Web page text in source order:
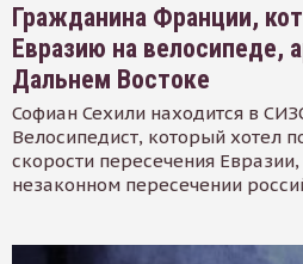
Гражданина Франции,
Евразию на велосипеде,
Дальнем Востоке
Софиан Сехили находится в
Велосипедист, который хотел
скорости пересечения
незаконном пересечении